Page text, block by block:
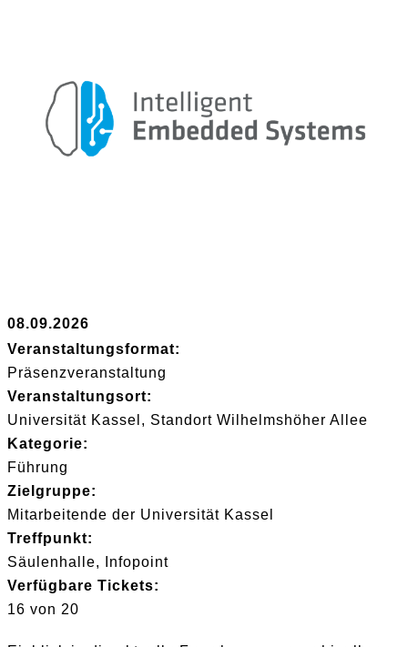
08.09.2026
Veranstaltungsformat:
Präsenzveranstaltung
Veranstaltungsort:
Universität Kassel, Standort Wilhelmshöher Allee
Kategorie:
Führung
Zielgruppe:
Mitarbeitende der Universität Kassel
Treffpunkt:
Säulenhalle, Infopoint
Verfügbare Tickets:
16 von 20